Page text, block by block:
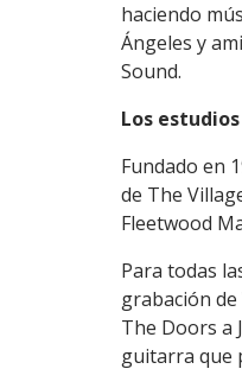
haciendo
Ángeles y
Sound.
Los estudios
Fundado en
de The
Fleetwood
Para todas
grabación
The Doors a
guitarra que